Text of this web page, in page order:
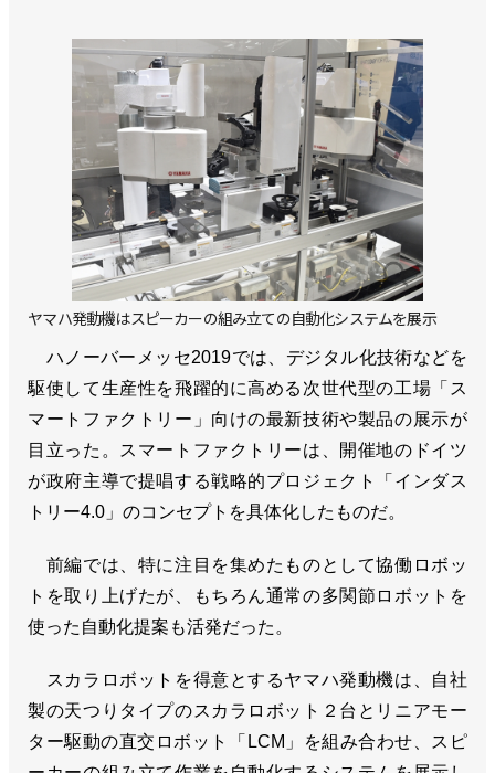
ヤマハ発動機はスピーカーの組み立ての自動化システムを展示
ハノーバーメッセ2019では、デジタル化技術などを
駆使して生産性を飛躍的に高める次世代型の工場「ス
マートファクトリー」向けの最新技術や製品の展示が
目立った。スマートファクトリーは、開催地のドイツ
が政府主導で提唱する戦略的プロジェクト「インダス
トリー4.0」のコンセプトを具体化したものだ。
前編では、特に注目を集めたものとして協働ロボッ
トを取り上げたが、もちろん通常の多関節ロボットを
使った自動化提案も活発だった。
スカラロボットを得意とするヤマハ発動機は、自社
製の天つりタイプのスカラロボット２台とリニアモー
ター駆動の直交ロボット「LCM」を組み合わせ、スピ